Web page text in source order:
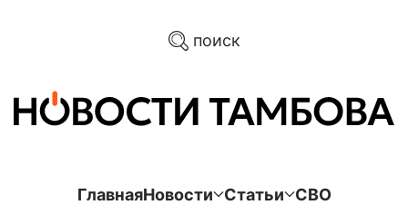
поиск
ГлавнаяНовости Статьи СВО